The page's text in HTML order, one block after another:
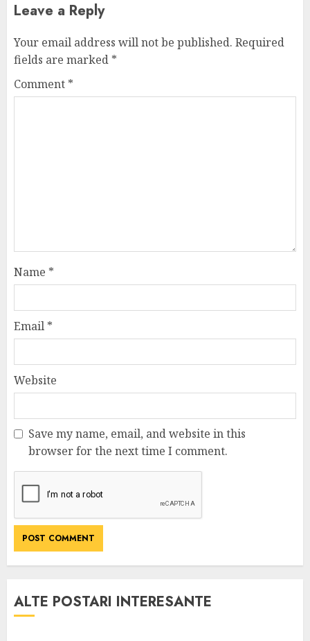
Leave a Reply
Your email address will not be published. Required
fields are marked *
Comment *
Name *
Email *
Website
Save my name, email, and website in this
browser for the next time I comment.
ALTE POSTARI INTERESANTE